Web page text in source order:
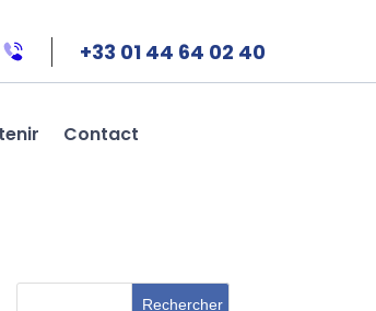
+33 01 44 64 02 40
Contact